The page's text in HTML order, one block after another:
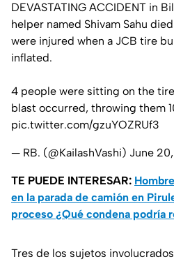
DEVASTATING ACCIDENT in
helper named Shivam Sahu
were injured when a JCB tire
inflated.
4 people were sitting on the
blast occurred, throwing them
pic.twitter.com/gzuYOZRUf3
— RB. (@KailashVashi) June
TE PUEDE INTERESAR:
en la parada de camión en
proceso ¿Qué condena podría
Tres de los sujetos